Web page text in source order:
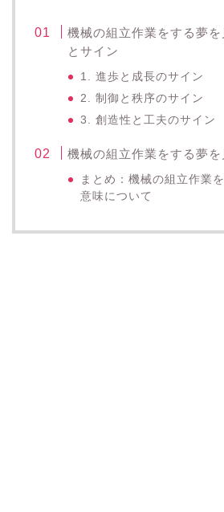
機械の組立作業をする夢
とサイン
1. 進歩と成長のサイン
2. 制御と秩序のサイン
3. 創造性と工夫のサイン
機械の組立作業をする夢
まとめ：機械の組立作業
意味について